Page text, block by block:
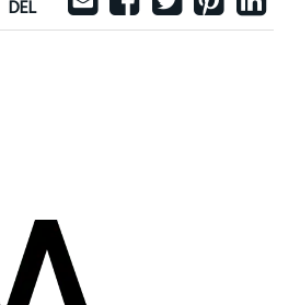
DEL